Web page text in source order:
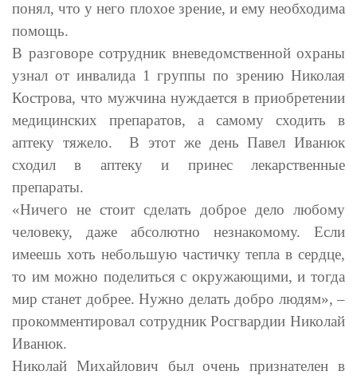
понял, что у него плохое зрение, и ему необходима
помощь.
В разговоре сотрудник вневедомственной охраны
узнал от инвалида 1 группы по зрению Николая
Кострова, что мужчина нуждается в приобретении
медицинских препаратов, а самому сходить в
аптеку тяжело. В этот же день Павел Иванюк
сходил в аптеку и принес лекарственные
препараты.
«Ничего не стоит сделать доброе дело любому
человеку, даже абсолютно незнакомому. Если
имеешь хоть небольшую частичку тепла в сердце,
то им можно поделиться с окружающими, и тогда
мир станет добрее. Нужно делать добро людям», –
прокомментировал сотрудник Росгвардии Николай
Иванюк.
Николай Михайлович был очень признателен в